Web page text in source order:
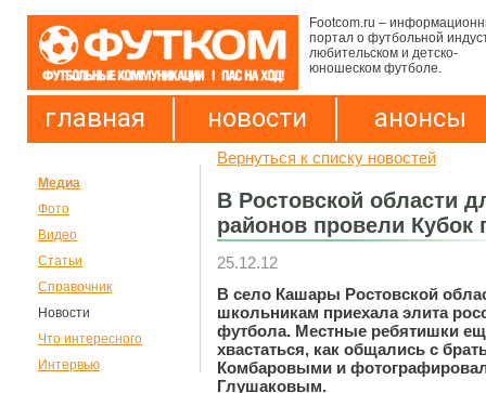
Footcom.ru –
портал о футбольной
любительском и детско-
юношеском футболе.
главная новости анонсы
Медиа
Фото
Видео
Статьи
Справочник
Новости
Что интересного
Интервью
Вернуться к списку новостей
В Ростовской области
районов провели Кубок
25.12.12
В село Кашары Ростовской
школьникам приехала элита
футбола. Местные ребятишки
хвастаться, как общались с
Комбаровыми и
Глушаковым.